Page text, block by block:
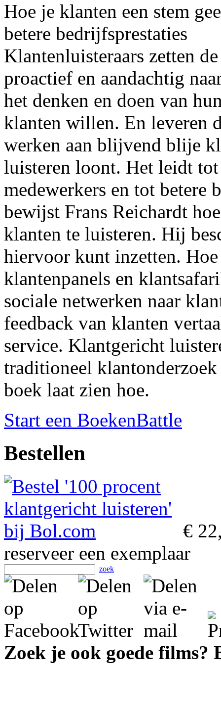
Hoe je klanten een stem
betere bedrijfsprestaties
Klantenluisteraars zetten
proactief en aandachtig
het denken en doen van
klanten willen. En leveren
werken aan blijvend blije
luisteren loont. Het leidt
medewerkers en tot
bewijst Frans Reichardt
klanten te luisteren. Hij
hiervoor kunt inzetten.
klantenpanels en
sociale netwerken naar
feedback van klanten
service. Klantgericht
traditioneel
boek laat zien hoe.
Start een BoekenBattle
Bestellen
€
reserveer een exemplaar
zoek
Zoek je ook goede films?